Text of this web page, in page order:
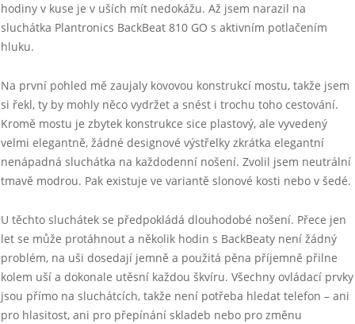
hodiny v kuse je v uších mít nedokážu. Až jsem narazil na
sluchátka Plantronics BackBeat 810 GO s aktivním potlačením
hluku.
Na první pohled mě zaujaly kovovou konstrukcí mostu, takže jsem
si řekl, ty by mohly něco vydržet a snést i trochu toho cestování.
Kromě mostu je zbytek konstrukce sice plastový, ale vyvedený
velmi elegantně, žádné designové výstřelky zkrátka elegantní
nenápadná sluchátka na každodenní nošení. Zvolil jsem neutrální
tmavě modrou. Pak existuje ve variantě slonové kosti nebo v šedé.
U těchto sluchátek se předpokládá dlouhodobé nošení. Přece jen
let se může protáhnout a několik hodin s BackBeaty není žádný
problém, na uši dosedají jemně a použitá pěna příjemně přilne
kolem uší a dokonale utěsní každou škvíru. Všechny ovládací prvky
jsou přímo na sluchátcích, takže není potřeba hledat telefon – ani
pro hlasitost, ani pro přepínání skladeb nebo pro změnu